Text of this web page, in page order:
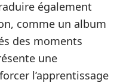
également
comme un album
des moments
une
l’apprentissage